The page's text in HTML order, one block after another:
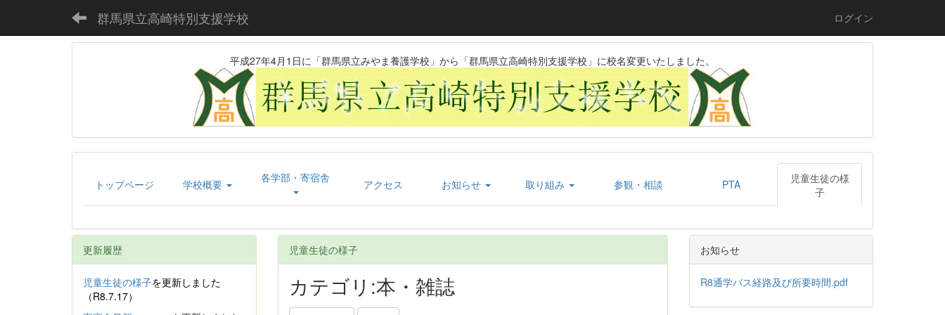
群馬県立高崎特別支援学校 ログイン
平成27年4月1日に「群馬県立みやま養護学校」から「群馬県立高崎特別支援学校」に校名変更いたしました。
トップページ 学校概要 各学部・寄宿舎 アクセス お知らせ 取り組み 参観・相談 PTA
児童生徒の様
子
児童生徒の様子
カテゴリ:本・雑誌
更新履歴
児童生徒の様子を更新しました
（R8.7.17）
お知らせ
R8通学バス経路及び所要時間.pdf